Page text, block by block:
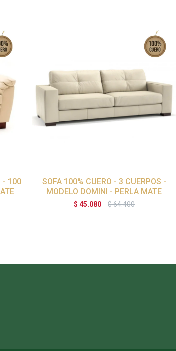
- 100
SOFA 100% CUERO - 3 CUERPOS -
MODELO DOMINI - PERLA MATE
$ 45.080 $64.400